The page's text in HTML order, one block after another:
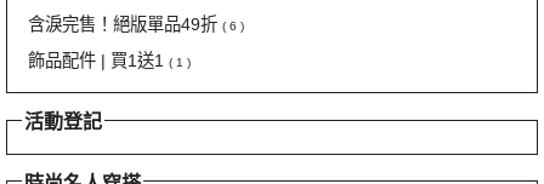
含淚完售！絕版單品49折 ( 6 )
飾品配件 | 買1送1 ( 1 )
活動登記